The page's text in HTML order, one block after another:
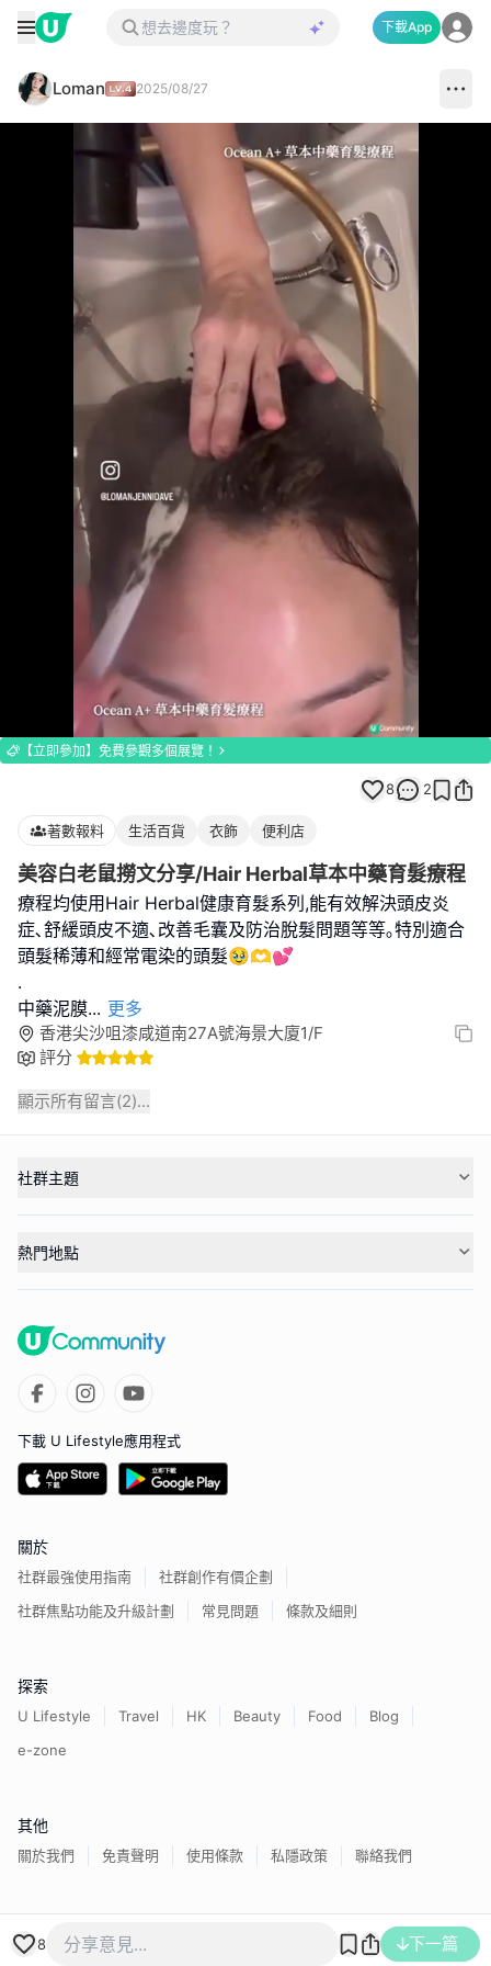
下載App
Loman 2025/08/27
100.00%
【立即參加】免費參觀多個展覽！
8 2
著數報料 生活百貨 衣飾 便利店
美容白老鼠撈文分享/Hair Herbal草本中藥育髮療程
療程均使用Hair Herbal健康育髮系列,能有效解決頭皮炎
症､舒緩頭皮不適､改善毛囊及防治脫髮問題等等｡特別適合
頭髮稀薄和經常電染的頭髮🥹🫶💕
.
中藥泥膜... 更多
香港尖沙咀漆咸道南27A號海景大廈1/F
評分
顯示所有留言(2)...
8 下一篇
社群主題
熱門地點
下載 U Lifestyle應用程式
關於
社群最強使用指南
社群創作有價企劃
社群焦點功能及升級計劃
常見問題 條款及細則
探索
U Lifestyle Travel HK Beauty Food
Blog
e-zone
其他
關於我們 免責聲明 使用條款 私隱政策 聯絡我們
香港經濟日報版權所有©